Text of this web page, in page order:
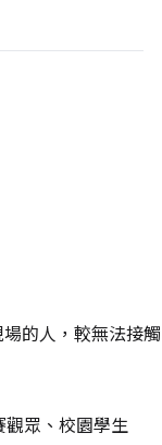
的人，較無法接觸
眾、校園學生